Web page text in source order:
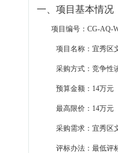
一、项目基本情况
项目编号： CG-AQ-
项目名称： 宜秀区
采购方式：竞争性
预算金额： 14万元
最高限价： 14万元
采购需求： 宜秀区
评标办法：最低评